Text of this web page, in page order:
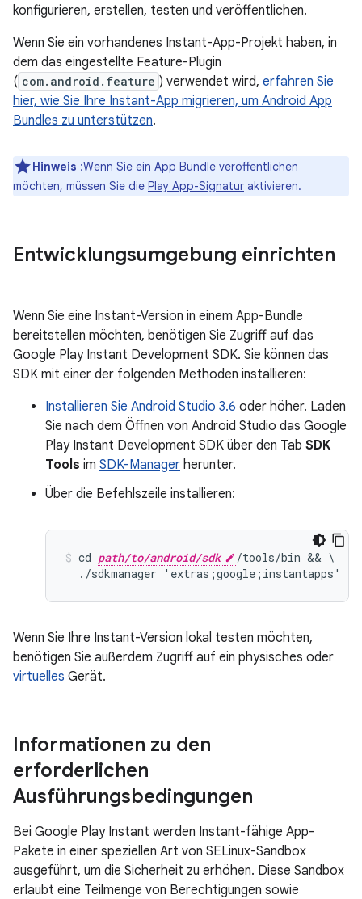
konfigurieren, erstellen, testen und veröffentlichen.
Wenn Sie ein vorhandenes Instant-App-Projekt haben, in
dem das eingestellte Feature-Plugin
( com.android.feature ) verwendet wird, erfahren Sie
hier, wie Sie Ihre Instant-App migrieren, um Android App
Bundles zu unterstützen.
Hinweis :Wenn Sie ein App Bundle veröffentlichen
möchten, müssen Sie die Play App-Signatur aktivieren.
Entwicklungsumgebung einrichten
Wenn Sie eine Instant-Version in einem App-Bundle
bereitstellen möchten, benötigen Sie Zugriff auf das
Google Play Instant Development SDK. Sie können das
SDK mit einer der folgenden Methoden installieren:
Installieren Sie Android Studio 3.6 oder höher. Laden
Sie nach dem Öffnen von Android Studio das Google
Play Instant Development SDK über den Tab SDK
Tools im SDK-Manager herunter.
Über die Befehlszeile installieren:
cd path/to/android/sdk
/tools/bin && \
Wenn Sie Ihre Instant-Version lokal testen möchten,
benötigen Sie außerdem Zugriff auf ein physisches oder
virtuelles Gerät.
Informationen zu den
erforderlichen
Ausführungsbedingungen
Bei Google Play Instant werden Instant-fähige App-
Pakete in einer speziellen Art von SELinux-Sandbox
ausgeführt, um die Sicherheit zu erhöhen. Diese Sandbox
erlaubt eine Teilmenge von Berechtigungen sowie